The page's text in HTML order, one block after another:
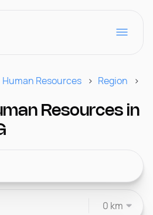
Human Resources Region
Resources in
0 km